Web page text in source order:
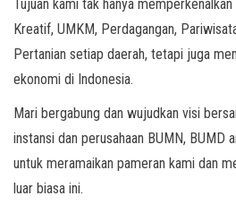
Tujuan kami tak hanya
Kreatif, UMKM, Perdagangan,
Pertanian setiap daerah, tetapi juga
ekonomi di Indonesia.
Mari bergabung dan wujudkan visi
instansi dan perusahaan BUMN, BUMD
untuk meramaikan pameran kami dan
luar biasa ini.